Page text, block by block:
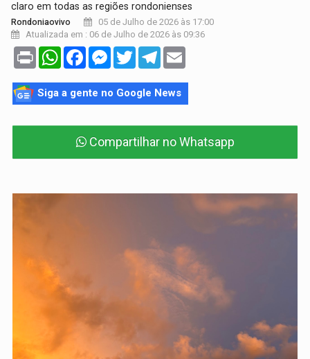
claro em todas as regiões rondonienses
Rondoniaovivo
05 de Julho de 2026 às 17:00
Atualizada em : 06 de Julho de 2026 às 09:36
Print WhatsAppFacebookMessenger
TwitterTelegram
Siga a gente no Google News
Compartilhar no Whatsapp